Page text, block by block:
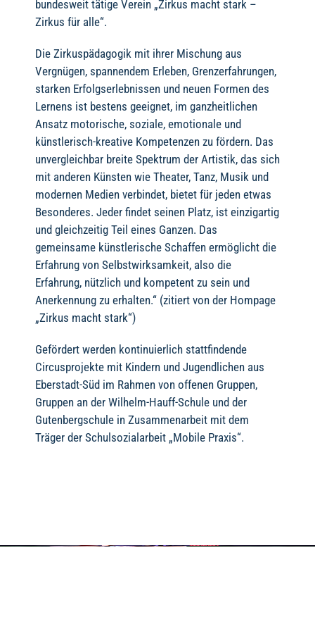
bundesweit tätige Verein „Zirkus macht stark –
Zirkus für alle“.
Die Zirkuspädagogik mit ihrer Mischung aus
Vergnügen, spannendem Erleben, Grenzerfahrungen,
starken Erfolgserlebnissen und neuen Formen des
Lernens ist bestens geeignet, im ganzheitlichen
Ansatz motorische, soziale, emotionale und
künstlerisch-kreative Kompetenzen zu fördern. Das
unvergleichbar breite Spektrum der Artistik, das sich
mit anderen Künsten wie Theater, Tanz, Musik und
modernen Medien verbindet, bietet für jeden etwas
Besonderes. Jeder findet seinen Platz, ist einzigartig
und gleichzeitig Teil eines Ganzen. Das
gemeinsame künstlerische Schaffen ermöglicht die
Erfahrung von Selbstwirksamkeit, also die
Erfahrung, nützlich und kompetent zu sein und
Anerkennung zu erhalten.“ (zitiert von der Hompage
„Zirkus macht stark“)
Gefördert werden kontinuierlich stattfindende
Circusprojekte mit Kindern und Jugendlichen aus
Eberstadt-Süd im Rahmen von offenen Gruppen,
Gruppen an der Wilhelm-Hauff-Schule und der
Gutenbergschule in Zusammenarbeit mit dem
Träger der Schulsozialarbeit „Mobile Praxis“.